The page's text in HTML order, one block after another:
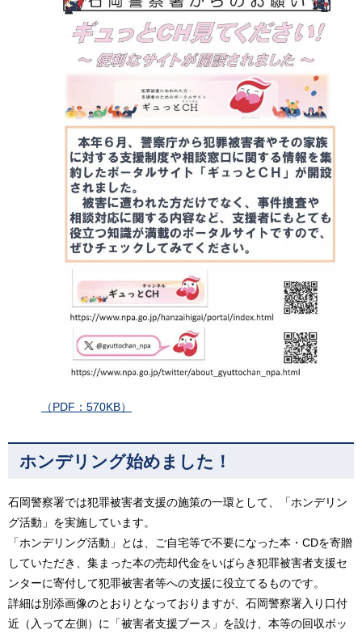
（PDF：570KB）
ホンデリング始めました！
石岡警察署では犯罪被害者支援の施策の一環として、「ホンデリン
グ活動」を実施しています。
「ホンデリング活動」とは、ご自宅等で不要になった本・CDを寄贈
していただき、集まった本の売却代金をいばらき犯罪被害者支援セ
ンターに寄付して犯罪被害者等への支援に役立てるものです。
詳細は別添画像のとおりとなっておりますが、石岡警察署入り口付
近（入って左側）に「被害者支援ブース」を設け、本等の回収ボッ